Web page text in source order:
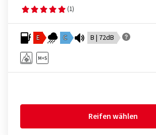
(1)
E C B | 72dB
Reifen wählen